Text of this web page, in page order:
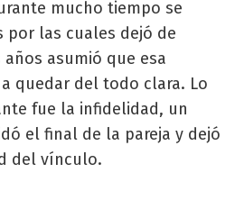
mucho tiempo se
por las cuales dejó de
asumió que esa
quedar del todo clara. Lo
fue la infidelidad, un
el final de la pareja y dejó
del vínculo.